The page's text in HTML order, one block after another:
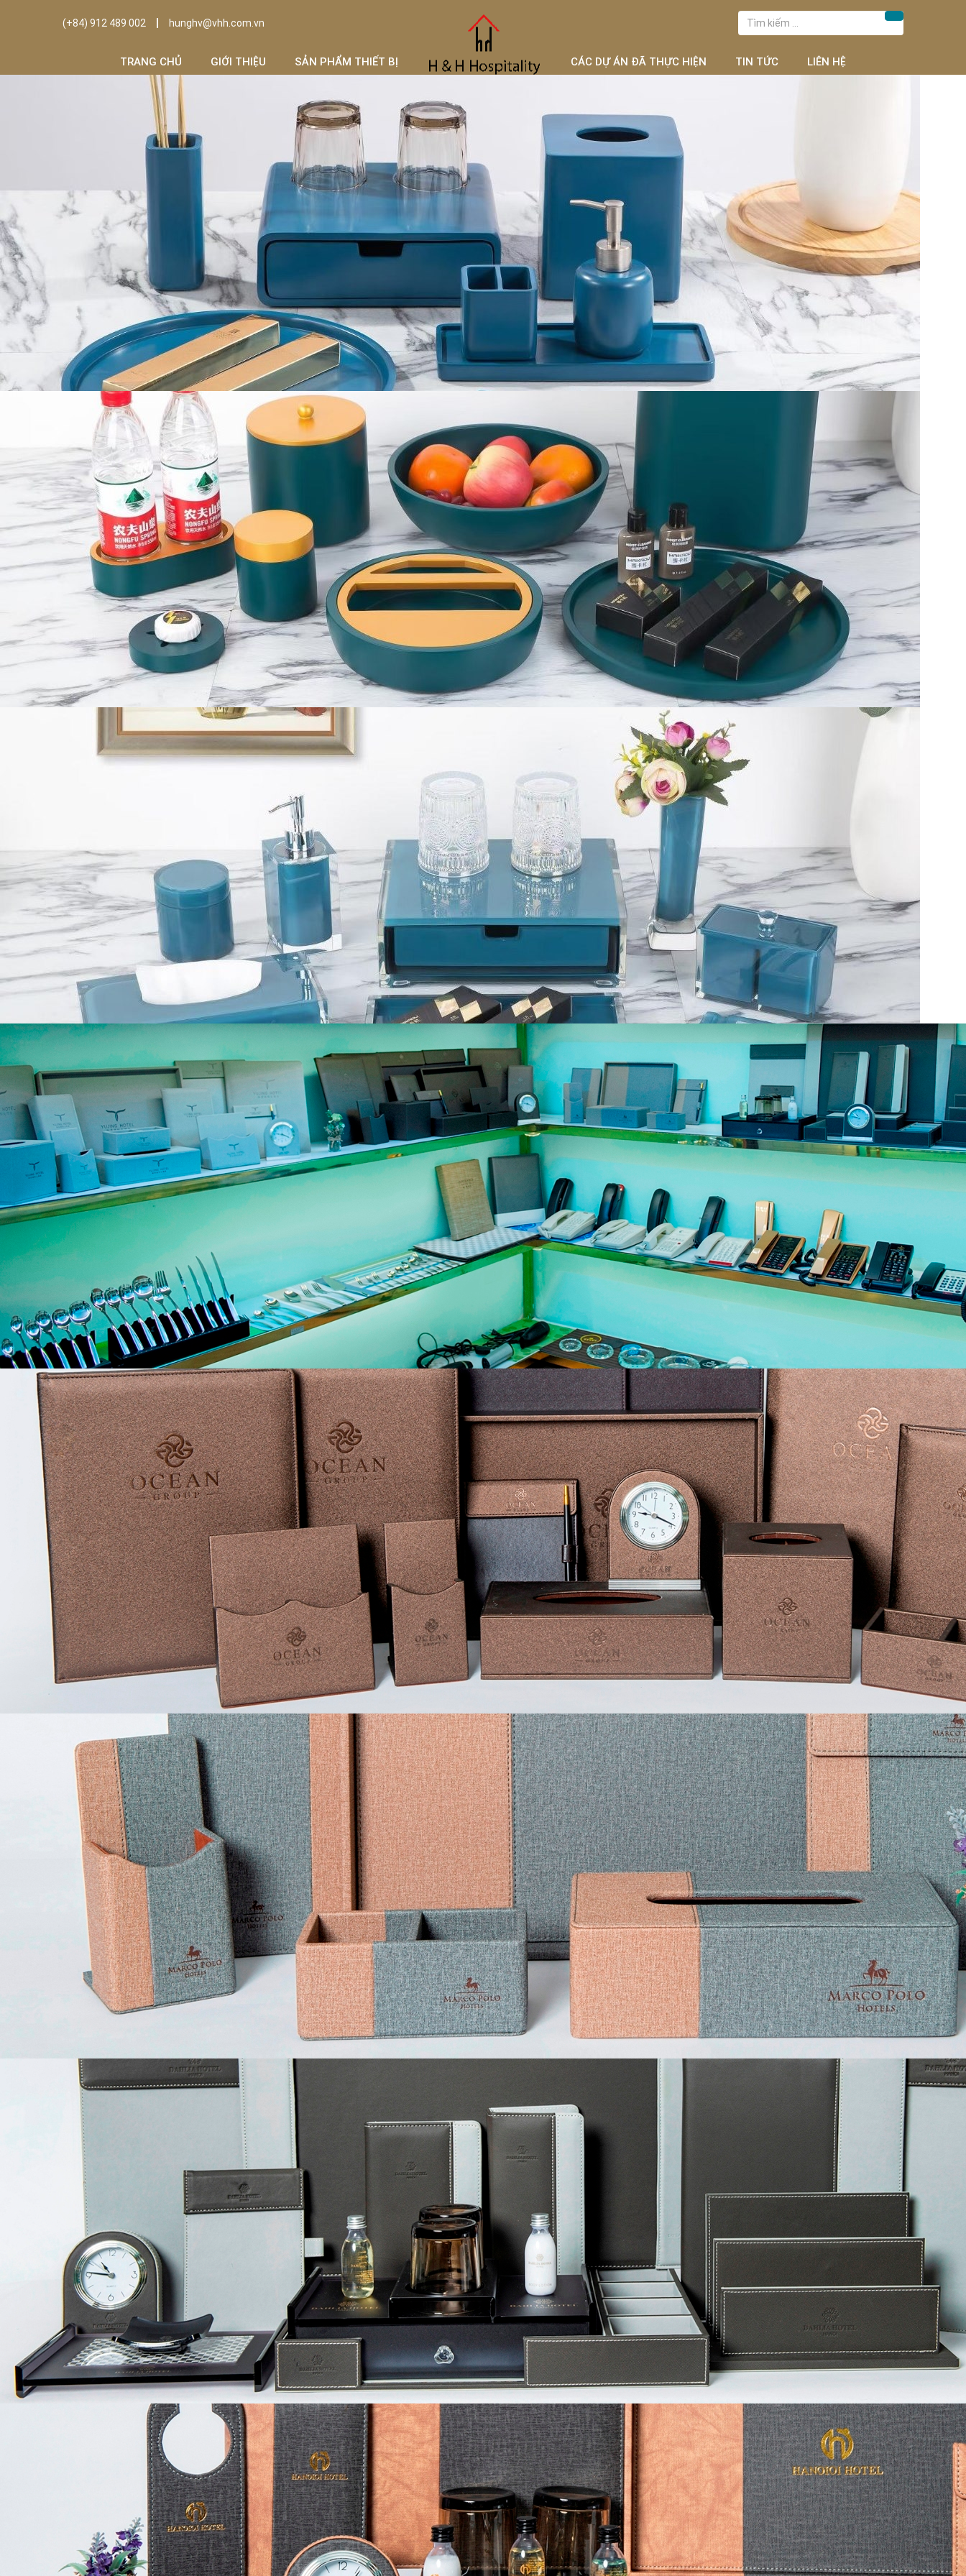
(+84) 912 489 002 hunghv@vhh.com.vn
Tìm
kiếm
cho:
Tìm kiếm
TRANG CHỦ GIỚI THIỆU SẢN PHẨM THIẾT BỊ CÁC DỰ ÁN ĐÃ THỰC HIỆN TIN TỨC LIÊN HỆ